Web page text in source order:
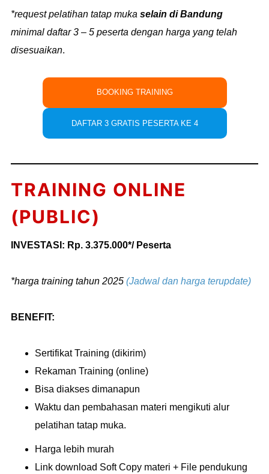
*request pelatihan tatap muka selain di Bandung
minimal daftar 3 – 5 peserta dengan harga yang telah
disesuaikan.
BOOKING TRAINING
DAFTAR 3 GRATIS PESERTA KE 4
TRAINING ONLINE
(PUBLIC)
INVESTASI: Rp. 3.375.000*/ Peserta
*harga training tahun 2025 (Jadwal dan harga terupdate)
BENEFIT:
Sertifikat Training (dikirim)
Rekaman Training (online)
Bisa diakses dimanapun
Waktu dan pembahasan materi mengikuti alur
pelatihan tatap muka.
Harga lebih murah
Link download Soft Copy materi + File pendukung